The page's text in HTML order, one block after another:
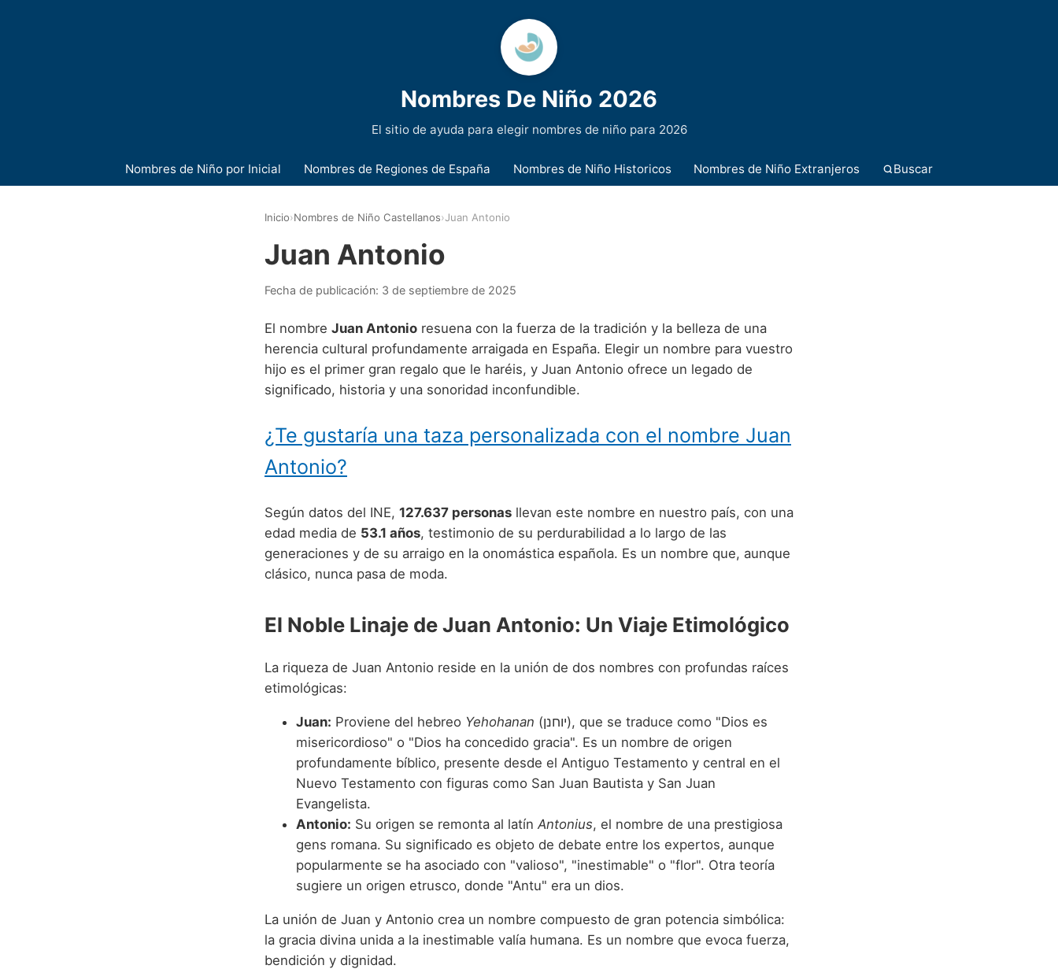
Nombres De Niño 2026
El sitio de ayuda para elegir nombres de niño para 2026
Nombres de Niño por Inicial Nombres de Regiones de España Nombres de Niño Historicos Nombres de Niño Extranjeros Buscar
Inicio›Nombres de Niño Castellanos›Juan Antonio
Juan Antonio
Fecha de publicación: 3 de septiembre de 2025
El nombre Juan Antonio resuena con la fuerza de la tradición y la belleza de una
herencia cultural profundamente arraigada en España. Elegir un nombre para vuestro
hijo es el primer gran regalo que le haréis, y Juan Antonio ofrece un legado de
significado, historia y una sonoridad inconfundible.
¿Te gustaría una taza personalizada con el nombre Juan
Antonio?
Según datos del INE, 127.637 personas llevan este nombre en nuestro país, con una
edad media de 53.1 años, testimonio de su perdurabilidad a lo largo de las
generaciones y de su arraigo en la onomástica española. Es un nombre que, aunque
clásico, nunca pasa de moda.
El Noble Linaje de Juan Antonio: Un Viaje Etimológico
La riqueza de Juan Antonio reside en la unión de dos nombres con profundas raíces
etimológicas:
Juan: Proviene del hebreo Yehohanan (יוחנן), que se traduce como "Dios es
misericordioso" o "Dios ha concedido gracia". Es un nombre de origen
profundamente bíblico, presente desde el Antiguo Testamento y central en el
Nuevo Testamento con figuras como San Juan Bautista y San Juan
Evangelista.
Antonio: Su origen se remonta al latín Antonius, el nombre de una prestigiosa
gens romana. Su significado es objeto de debate entre los expertos, aunque
popularmente se ha asociado con "valioso", "inestimable" o "flor". Otra teoría
sugiere un origen etrusco, donde "Antu" era un dios.
La unión de Juan y Antonio crea un nombre compuesto de gran potencia simbólica:
la gracia divina unida a la inestimable valía humana. Es un nombre que evoca fuerza,
bendición y dignidad.